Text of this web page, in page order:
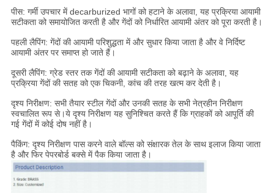
पीस: गर्मी उपचार में decarburized भागों को हटाने के अलावा, यह प्रक्रिया आयामी
सटीकता को समायोजित करती है और गेंदों को निर्धारित आयामी अंतर को पूरा करती है।
पहली लैपिंग: गेंदों की आयामी परिशुद्धता में और सुधार किया जाता है और वे निर्दिष्ट
आयामी अंतर पर समाप्त हो जाते हैं।
दूसरी लैपिंग: ग्रेड स्तर तक गेंदों की आयामी सटीकता को बढ़ाने के अलावा, यह
प्रक्रिया गेंदों की सतह को एक चिकनी, कांच की तरह खत्म कर देती है।
दृश्य निरीक्षण: सभी तैयार स्टील गेंदों और उनकी सतह के सभी नेत्रहीन निरीक्षण
स्वचालित रूप से।ये दृश्य निरीक्षण यह सुनिश्चित करते हैं कि ग्राहकों को आपूर्ति की
गई गेंदों में कोई दोष नहीं है।
पैकिंग: दृश्य निरीक्षण पास करने वाले बॉल्स को संक्षारक तेल के साथ इलाज किया जाता
है और फिर पेपरबोर्ड बक्से में पैक किया जाता है।